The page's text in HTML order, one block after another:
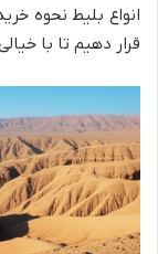
انواع بلیط نحوه
قرار دهیم تا با